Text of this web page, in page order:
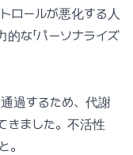
ロールが悪化する人
な「パーソナライズ
過するため、代謝
きました。不活性
。